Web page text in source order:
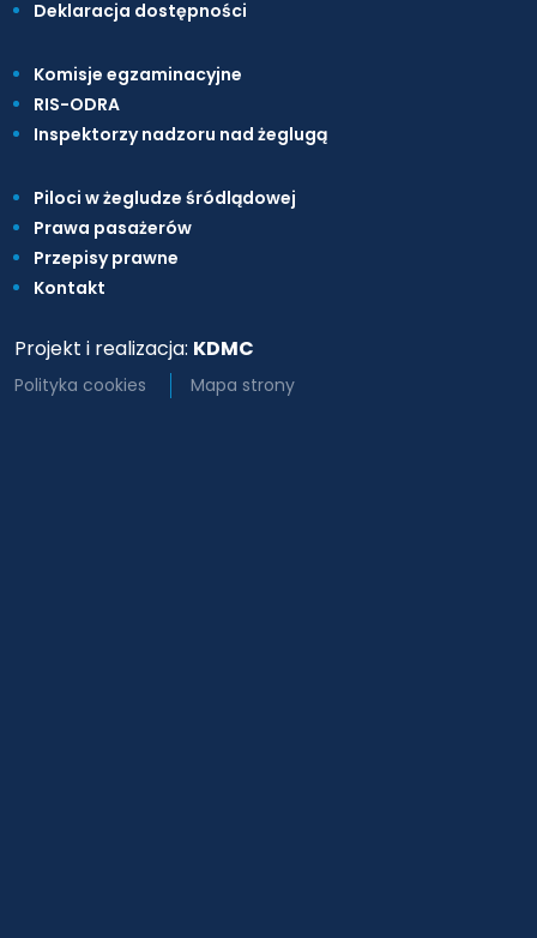
Deklaracja dostępności
Komisje egzaminacyjne
RIS-ODRA
Inspektorzy nadzoru nad żeglugą
Piloci w żegludze śródlądowej
Prawa pasażerów
Przepisy prawne
Kontakt
Projekt i realizacja: KDMC
Polityka cookies Mapa strony